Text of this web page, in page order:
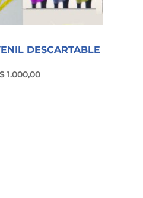
DESCARTABLE
$1.000,00